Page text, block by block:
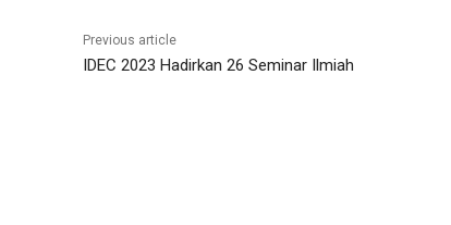
Previous article
IDEC 2023 Hadirkan 26 Seminar Ilmiah